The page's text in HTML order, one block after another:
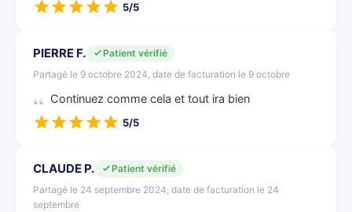
5/5
PIERRE F.
Patient vérifié
Partagé le 9 octobre 2024, date de facturation le 9 octobre
Continuez comme cela et tout ira bien
5/5
CLAUDE P.
Patient vérifié
Partagé le 24 septembre 2024, date de facturation le 24
septembre